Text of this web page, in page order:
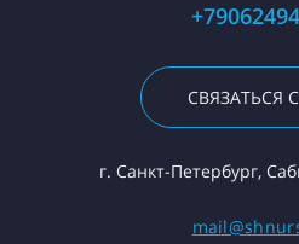
СВЯЗАТЬСЯ
г. Санкт-Петербург,